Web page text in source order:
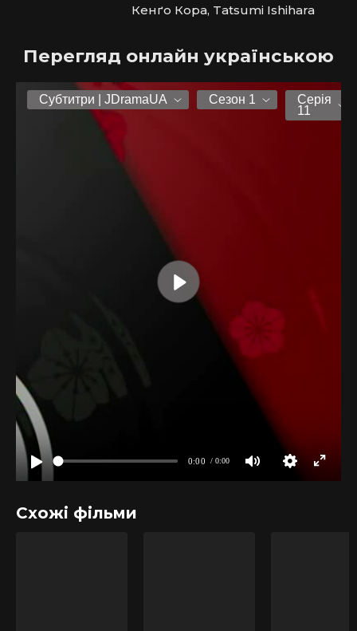
Кенґо Кора, Tatsumi Ishihara
Перегляд онлайн українською
Схожі фільми